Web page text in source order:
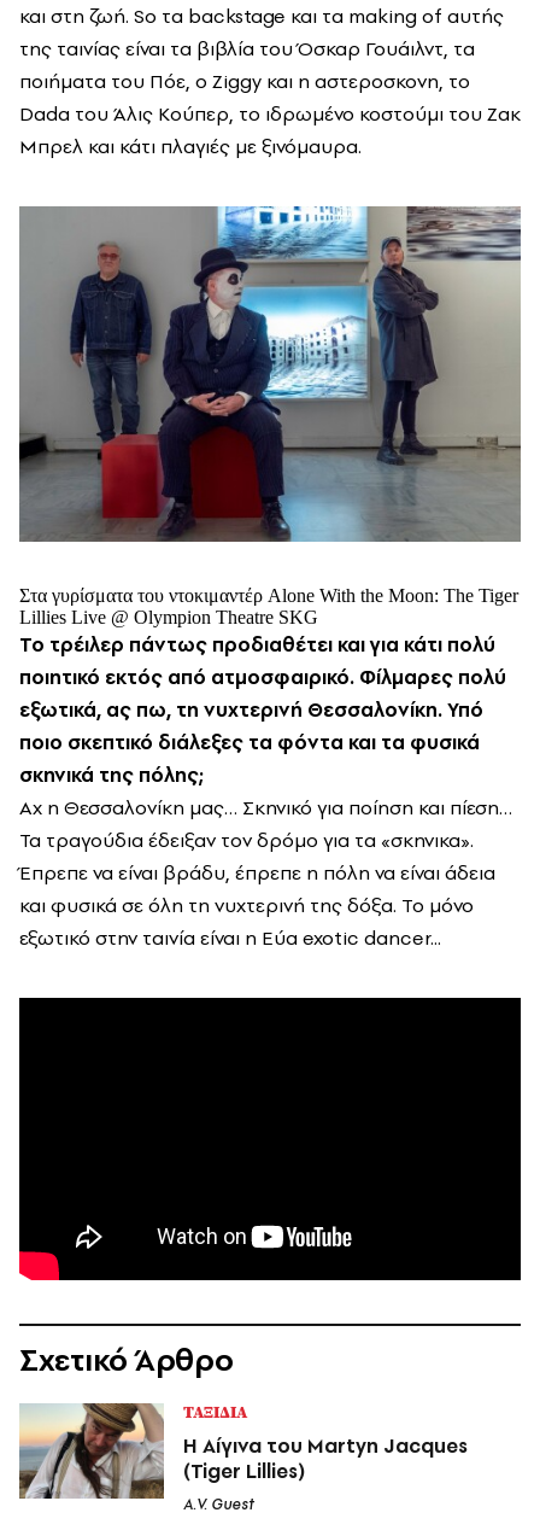
και στη ζωή. So τα backstage και τα making of αυτής
της ταινίας είναι τα βιβλία του Όσκαρ Γουάιλντ, τα
ποιήματα του Πόε, ο Ziggy και η αστεροσκονη, το
Dada του Άλις Κούπερ, το ιδρωμένο κοστούμι του Ζακ
Μπρελ και κάτι πλαγιές με ξινόμαυρα.
Στα γυρίσματα του ντοκιμαντέρ Alone With the Moon: The Tiger
Lillies Live @ Olympion Theatre SKG
Το τρέιλερ πάντως προδιαθέτει και για κάτι πολύ
ποιητικό εκτός από ατμοσφαιρικό. Φίλμαρες πολύ
εξωτικά, ας πω, τη νυχτερινή Θεσσαλονίκη. Υπό
ποιο σκεπτικό διάλεξες τα φόντα και τα φυσικά
σκηνικά της πόλης;
Aχ η Θεσσαλονίκη μας… Σκηνικό για ποίηση και πίεση…
Τα τραγούδια έδειξαν τον δρόμο για τα «σκηνικα».
Έπρεπε να είναι βράδυ, έπρεπε η πόλη να είναι άδεια
και φυσικά σε όλη τη νυχτερινή της δόξα. Το μόνο
εξωτικό στην ταινία είναι η Εύα exotic dancer...
Σχετικό Άρθρο
ΤΑΞΙΔΙΑ
Η Αίγινα του Martyn Jacques
(Tiger Lillies)
A.V. Guest